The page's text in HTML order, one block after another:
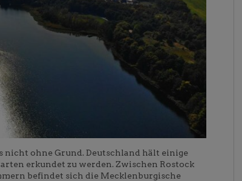
nicht ohne Grund. Deutschland hält einige
erkundet zu werden. Zwischen Rostock
befindet sich die Mecklenburgische